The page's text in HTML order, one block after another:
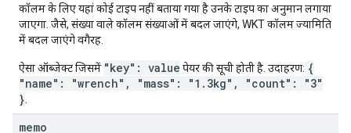
कॉलम के लिए यहां कोई टाइप नहीं बताया गया है उनके टाइप का अनुमान लगाया
जाएगा. जैसे, संख्या वाले कॉलम संख्याओं में बदल जाएंगे, WKT कॉलम ज्यामिति
में बदल जाएंगे वगैरह.
ऐसा ऑब्जेक्ट जिसमें "key": value पेयर की सूची होती है. उदाहरण: {
"name": "wrench", "mass": "1.3kg", "count": "3"
}
memo